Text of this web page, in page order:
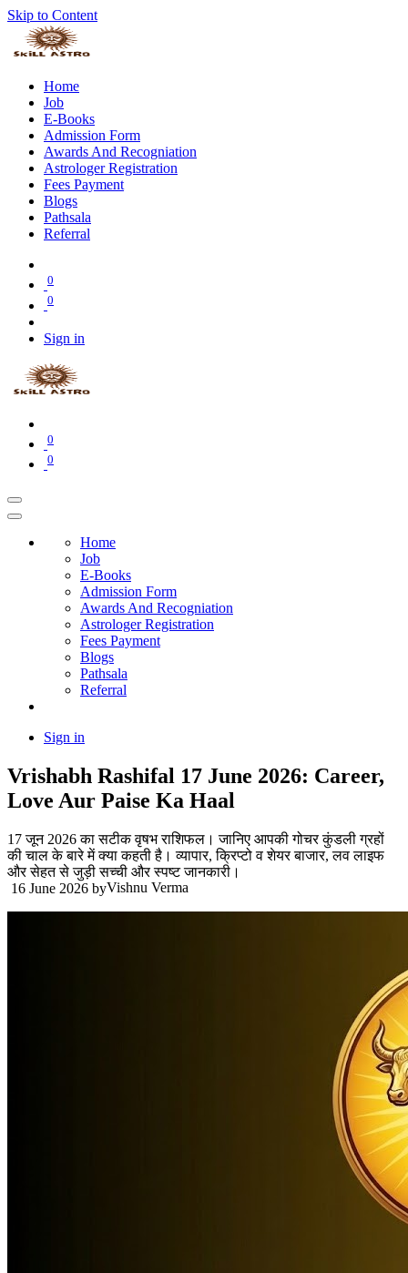
Skip to Content
Home
Job
E-Books
Admission Form
Awards And Recogniation
Astrologer Registration
Fees Payment
Blogs
Pathsala
Referral
0
0
Sign in
0
0
Home
Job
E-Books
Admission Form
Awards And Recogniation
Astrologer Registration
Fees Payment
Blogs
Pathsala
Referral
Sign in
Vrishabh Rashifal 17 June 2026: Career,
Love Aur Paise Ka Haal
17 जून 2026 का सटीक वृषभ राशिफल। जानिए आपकी गोचर कुंडली ग्रहों
की चाल के बारे में क्या कहती है। व्यापार, क्रिप्टो व शेयर बाजार, लव लाइफ
और सेहत से जुड़ी सच्ची और स्पष्ट जानकारी।
16 June 2026 byVishnu Verma